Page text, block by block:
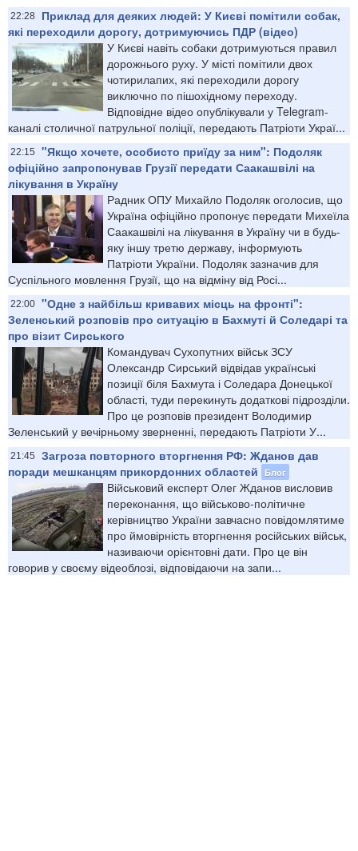
22:28
Приклад для деяких людей: У Києві помітили собак,
які переходили дорогу, дотримуючись ПДР (відео)
У Києві навіть собаки дотримуються правил
дорожнього руху. У місті помітили двох
чотирилапих, які переходили дорогу
виключно по пішохідному переходу.
Відповідне відео опублікували у Telegram-
каналі столичної патрульної поліції, передають Патріоти Украї...
22:15
"Якщо хочете, особисто приїду за ним": Подоляк
офіційно запропонував Грузії передати Саакашвілі на
лікування в Україну
Радник ОПУ Михайло Подоляк оголосив, що
Україна офіційно пропонує передати Михеїла
Саакашвілі на лікування в Україну чи в будь-
яку іншу третю державу, інформують
Патріоти України. Подоляк зазначив для
Суспільного мовлення Грузії, що на відміну від Росі...
22:00 "Одне з найбільш кривавих місць на фронті":
Зеленський розповів про ситуацію в Бахмуті й Соледарі та
про візит Сирського
Командувач Сухопутних військ ЗСУ
Олександр Сирський відвідав українські
позиції біля Бахмута і Соледара Донецької
області, туди перекинуть додаткові підрозділи.
Про це розповів президент Володимир
Зеленський у вечірньому зверненні, передають Патріоти У...
21:45
Загроза повторного вторгнення РФ: Жданов дав
поради мешканцям прикордонних областей
Блог
Військовий експерт Олег Жданов висловив
переконання, що військово-політичне
керівництво України завчасно повідомлятиме
про ймовірність вторгнення російських військ,
називаючи орієнтовні дати. Про це він
говорив у своєму відеоблозі, відповідаючи на запи...